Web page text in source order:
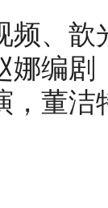
频、
娜编
，董